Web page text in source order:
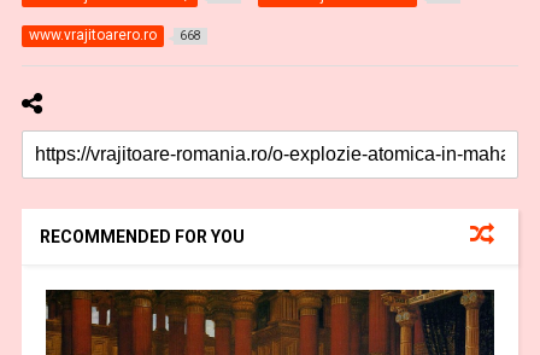
www.vrajitoarero.ro 668
RECOMMENDED FOR YOU